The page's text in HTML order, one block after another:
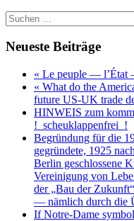
Suchen
nach:
Neueste Beiträge
« Le peuple — l’État
« What do the
future US-UK trade
HINWEIS zum
!_scheuklappenfrei_!
Begründung für die
gegründete, 1925
Berlin geschlossene
Vereinigung von
der „Bau der
— nämlich durch die
If Notre-Dame